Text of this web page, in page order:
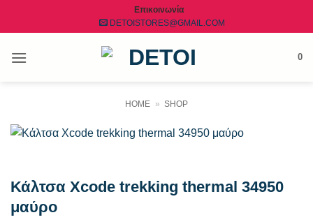
Επικοινωνία
DETOISTORES@GMAIL.COM
0
HOME » SHOP
Κάλτσα Xcode trekking thermal 34950
μαύρο